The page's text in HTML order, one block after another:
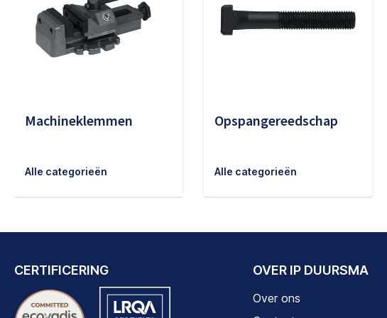
Machineklemmen
Alle categorieën
Opspangereedschap
Alle categorieën
OVER IP DUURSMA
Over ons
CERTIFICERING